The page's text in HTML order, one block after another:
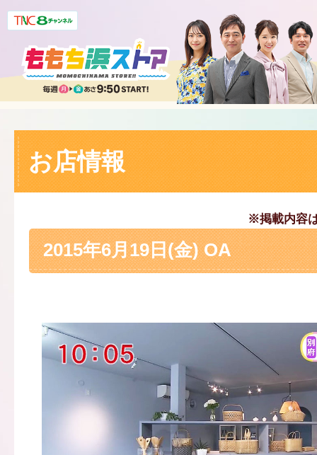
お店情報
※掲載内容
2015年6月19日(金) OA